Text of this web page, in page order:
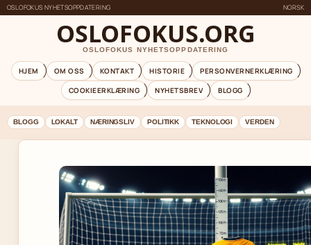
OSLOFOKUS NYHETSOPPDATERING NORSK
OSLOFOKUS.ORG
OSLOFOKUS NYHETSOPPDATERING
HJEM OM OSS KONTAKT HISTORIE
PERSONVERNERKLÆRING
COOKIEERKLÆRING
NYHETSBREV BLOGG
BLOGG LOKALT NÆRINGSLIV POLITIKK TEKNOLOGI VERDEN